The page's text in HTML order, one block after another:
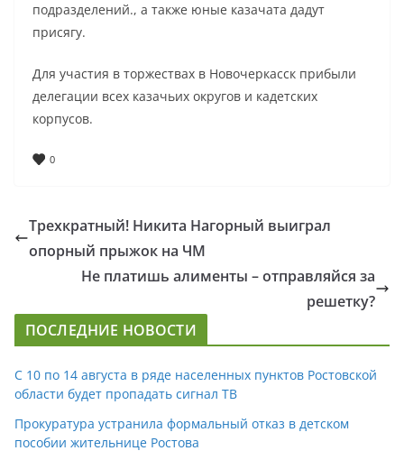
подразделений., а также юные казачата дадут
присягу.
Для участия в торжествах в Новочеркасск прибыли
делегации всех казачьих округов и кадетских
корпусов.
0
Трехкратный! Никита Нагорный выиграл
опорный прыжок на ЧМ
Не платишь алименты – отправляйся за
решетку?
ПОСЛЕДНИЕ НОВОСТИ
С 10 по 14 августа в ряде населенных пунктов Ростовской
области будет пропадать сигнал ТВ
Прокуратура устранила формальный отказ в детском
пособии жительнице Ростова